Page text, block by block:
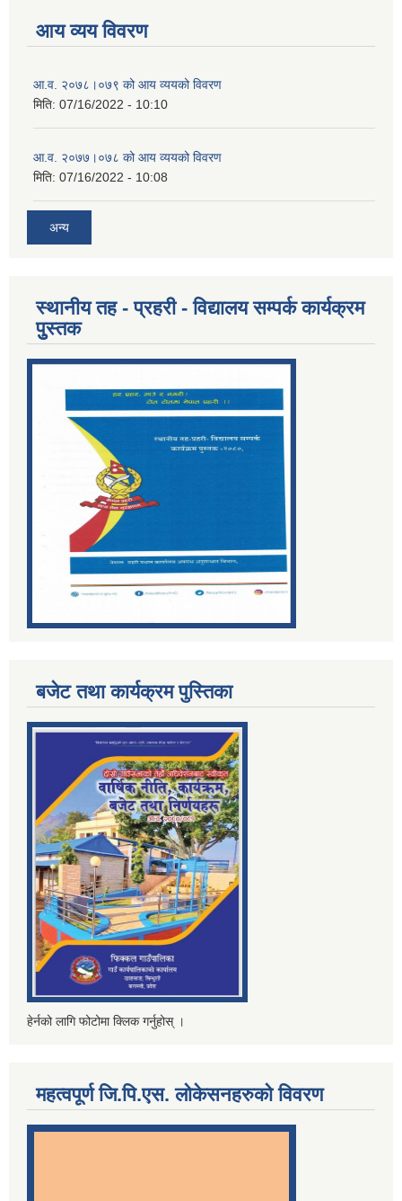
आय व्यय विवरण
आ.व. २०७८।०७९ को आय व्ययको विवरण
मिति: 07/16/2022 - 10:10
आ.व. २०७७।०७८ को आय व्ययको विवरण
मिति: 07/16/2022 - 10:08
अन्य
स्थानीय तह - प्रहरी - विद्यालय सम्पर्क कार्यक्रम
पुुस्तक
बजेट तथा कार्यक्रम पुस्तिका
हेर्नको लागि फोटोमा क्लिक गर्नुहोस् ।
महत्वपूर्ण जि.पि.एस. लोकेसनहरुको विवरण